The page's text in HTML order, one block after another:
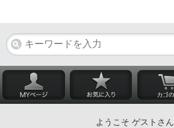
ようこそ ゲストさん